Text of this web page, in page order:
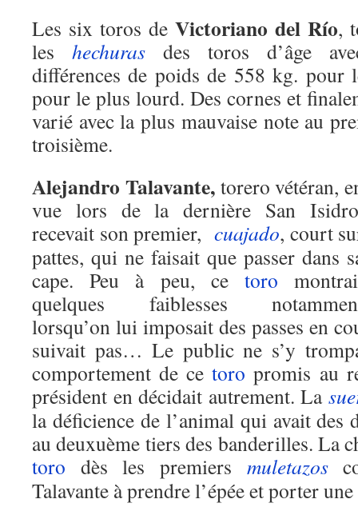
Les six toros de Victoriano del Río,
les hechuras
des toros d’âge
différences de poids de 558 kg. pour
pour le plus lourd. Des cornes et
varié avec la plus mauvaise note au
troisième.
Alejandro Talavante, torero vétéran,
vue lors de la dernière San
recevait son premier, cuajado, court
pattes, qui ne faisait que passer dans
cape. Peu à peu, ce toro
quelques faiblesses
lorsqu’on lui imposait des passes en
suivait pas… Le public ne s’y
comportement de cetoro promis au
président en décidait autrement. La
la déficience de l’animal qui avait des
au deuxuème tiers des banderilles. La
toro dès les premiers muletazos
Talavante à prendre l’épée et porter